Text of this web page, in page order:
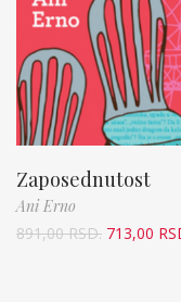
Zaposednutost
Ani Erno
891,00RSD. 713,00